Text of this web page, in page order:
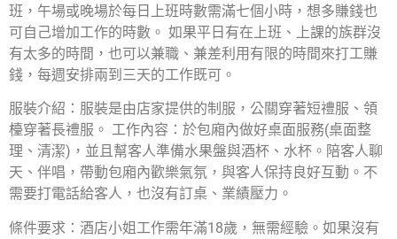
班，午場或晚場於每日上班時數需滿七個小時，想多賺錢也
可自己增加工作的時數。 如果平日有在上班、上課的族群沒
有太多的時間，也可以兼職、兼差利用有限的時間來打工賺
錢，每週安排兩到三天的工作既可。
服裝介紹：服裝是由店家提供的制服，公關穿著短禮服、領
檯穿著長禮服。 工作內容：於包廂內做好桌面服務(桌面整
理、清潔)，並且幫客人準備水果盤與酒杯、水杯。陪客人聊
天、伴唱，帶動包廂內歡樂氣氛，與客人保持良好互動。不
需要打電話給客人，也沒有訂桌、業績壓力。
條件要求：酒店小姐工作需年滿18歲，無需經驗。如果沒有